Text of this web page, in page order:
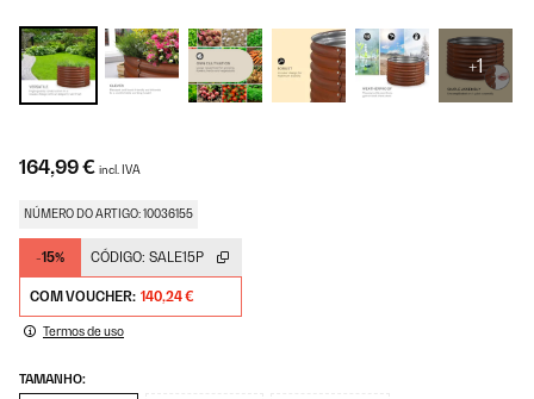
+1
164,99 € incl. IVA
NÚMERO DO ARTIGO: 10036155
-15% CÓDIGO: SALE15P
COM VOUCHER: 140,24 €
Termos de uso
TAMANHO: